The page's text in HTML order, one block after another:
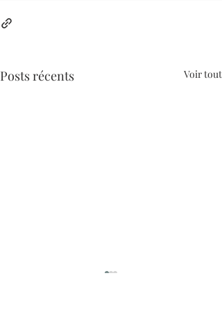
Posts récents Voir tout